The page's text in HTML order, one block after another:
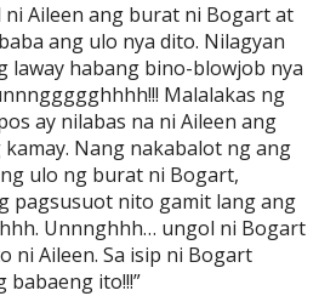
ni Aileen ang burat ni Bogart at
ang ulo nya dito. Nilagyan
laway habang bino-blowjob nya
Malalakas ng
ay nilabas na ni Aileen ang
Nang nakabalot ng ang
ulo ng burat ni Bogart,
pagsusuot nito gamit lang ang
Unnnghhh… ungol ni Bogart
ni Aileen. Sa isip ni Bogart
babaeng ito!!!”